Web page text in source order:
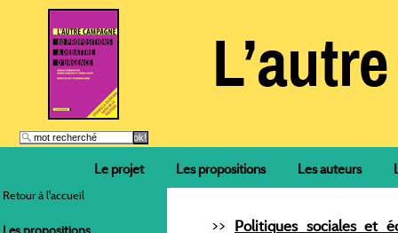
Le projet Les propositions Les auteurs
Retour à l'accueil
Les propositions
>> Politiques sociales et